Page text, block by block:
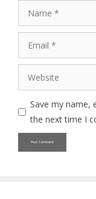
Website
Save my name,
the next time I